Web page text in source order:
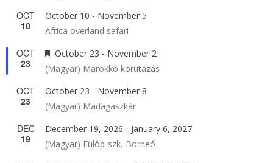
OCT
10
October 10 - November 5
Africa overland safari
OCT
23
Featured
October 23 - November 2
(Magyar) Marokkó körutazás
OCT
23
October 23 - November 8
(Magyar) Madagaszkár
DEC
19
December 19, 2026 - January 6, 2027
(Magyar) Fülöp-szk.-Borneó